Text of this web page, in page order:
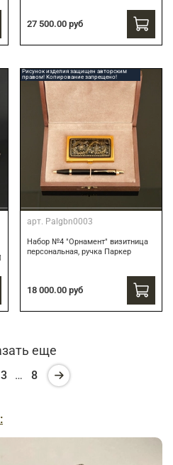
27 500.00 руб
Рисунок изделия защищен авторским
правом! Копирование запрещено!
арт. Palgbn0003
Набор №4 "Орнамент" визитница
персональная, ручка Паркер
18 000.00 руб
еще
3 … 8